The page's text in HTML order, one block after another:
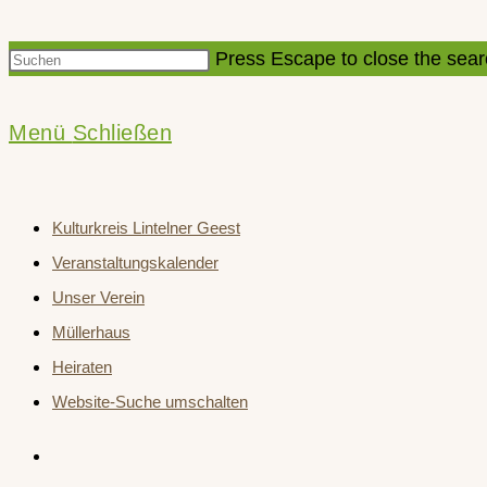
Press Escape to close the
Menü Schließen
Kulturkreis Lintelner Geest
Veranstaltungskalender
Unser Verein
Müllerhaus
Heiraten
Website-Suche umschalten